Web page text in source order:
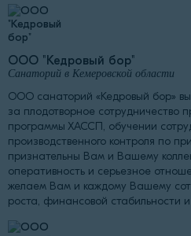
ООО "Кедровый бор"
Санаторий в Кемеровской области
ООО санаторий «Кедровый бор»
за плодотворное сотрудничество
программы ХАССП, обучении
производственного контроля по
признательны Вам и Вашему
оперативность и серьезное
желаем Вам и каждому Вашему
роста, финансовой стабильности